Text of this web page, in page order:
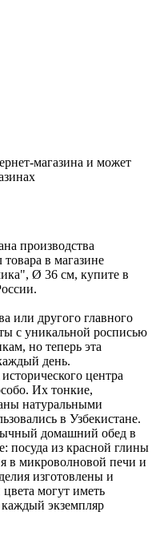
магазина и может
производства
в магазине
Ø 36 см, купите в
или другого главного
с уникальной росписью
но теперь эта
день.
центра
Их тонкие,
натуральными
в Узбекистане.
домашний обед в
посуда из красной глины
в микроволновой печи и
изготовлены и
могут иметь
экземпляр